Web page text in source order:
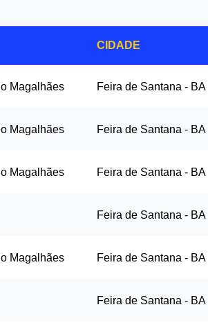
CIDADE
Magalhães Feira de Santana - BA
Magalhães Feira de Santana - BA
Magalhães Feira de Santana - BA
Feira de Santana - BA
Magalhães Feira de Santana - BA
Feira de Santana - BA